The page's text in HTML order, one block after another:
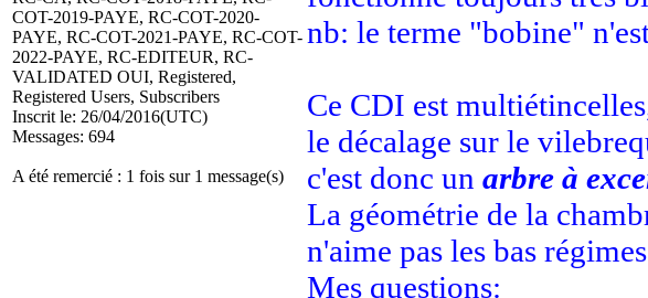
COT-2019-PAYE, RC-COT-2020-
PAYE, RC-COT-2021-PAYE, RC-COT-
2022-PAYE, RC-EDITEUR, RC-
VALIDATED OUI, Registered,
Registered Users, Subscribers
Inscrit le: 26/04/2016(UTC)
Messages: 694
A été remercié : 1 fois sur 1 message(s)
nb: le terme "bobine"
Ce CDI est
le décalage sur le
c'est donc un arbre à
La géométrie de la
n'aime pas les bas
Mes questions: